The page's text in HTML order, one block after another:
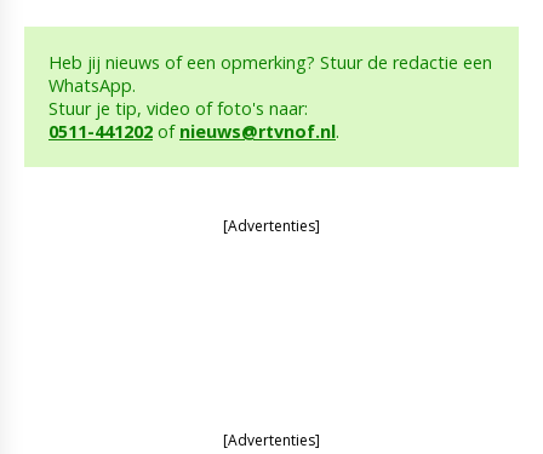
Heb jij nieuws of een opmerking? Stuur de redactie een
WhatsApp.
Stuur je tip, video of foto's naar:
0511-441202 of nieuws@rtvnof.nl.
[Advertenties]
[Advertenties]